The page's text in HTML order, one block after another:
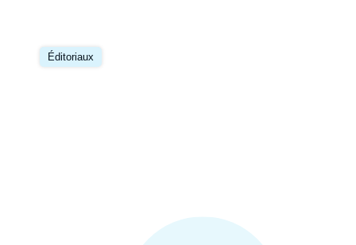
Éditoriaux
Image
principale